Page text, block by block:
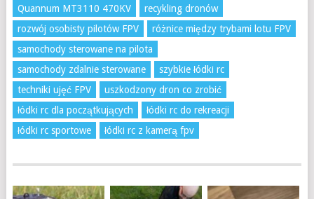
Quannum MT3110 470KV
recykling dronów
rozwój osobisty pilotów FPV
różnice między trybami lotu FPV
samochody sterowane na pilota
samochody zdalnie sterowane
szybkie łódki rc
techniki ujęć FPV
uszkodzony dron co zrobić
łódki rc dla początkujących
łódki rc do rekreacji
łódki rc sportowe
łódki rc z kamerą fpv